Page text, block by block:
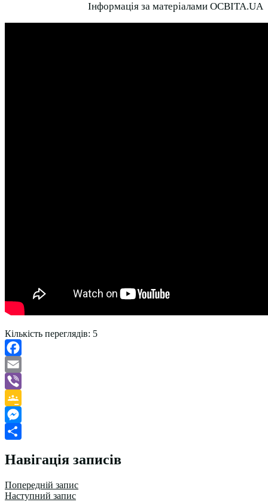
Інформація за матеріалами ОСВІТА.UА
Кількість переглядів: 5
Facebook
Email
Viber
Google
Classroom
Messenger
Навігація записів
Попередній запис
Наступний запис